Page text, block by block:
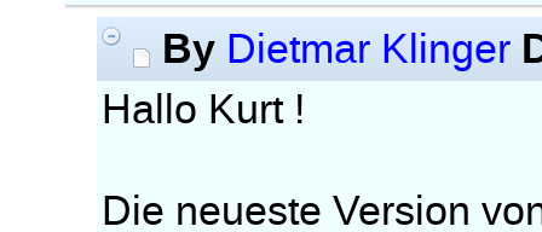
By Dietmar Klinger
Hallo Kurt !
Die neueste Version